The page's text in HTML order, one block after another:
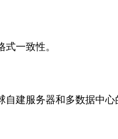
式一致性。
建服务器和多数据中心